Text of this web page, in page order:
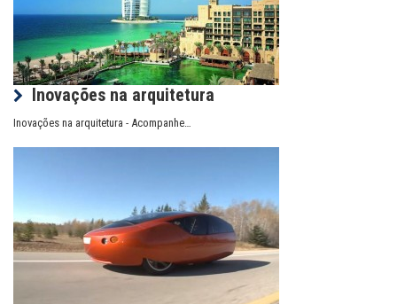
Inovações na arquitetura
Inovações na arquitetura - Acompanhe…